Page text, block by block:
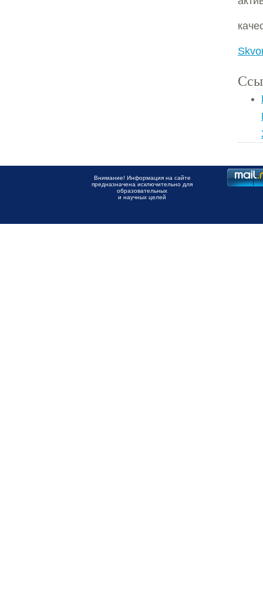
Внимание! Информация на сайте
предназначена исключительно для
образовательных
и научных целей